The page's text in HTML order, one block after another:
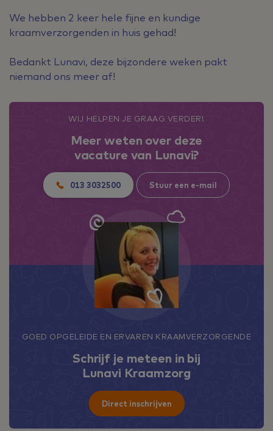
We hebben 2 keer hele fijne en kundige
kraamverzorgenden in huis gehad!
Bedankt Lunavi, deze bijzondere weken pakt
niemand ons meer af!
WIJ HELPEN JE GRAAG VERDER!
Meer weten over deze
vacature van Lunavi?
013 3032500 Stuur een e-mail
GOED OPGELEIDE EN ERVAREN KRAAMVERZORGENDE
Schrijf je meteen in bij
Lunavi Kraamzorg
Direct inschrijven